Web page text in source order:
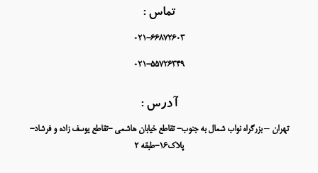
تماس :
021-66872603
021-55726349
آدرس :
تهران – بزرگراه نواب شمال به جنوب- تقاطع خیابان هاشمی -تقاطع یوسف زاده و فرشاد-
پلاک16-طبقه 2